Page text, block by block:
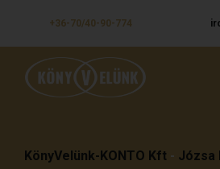
+36-70/40-90-774
KönyVelünk-KONTO Kft - Józsa